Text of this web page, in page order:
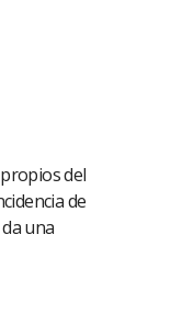
del
de
una